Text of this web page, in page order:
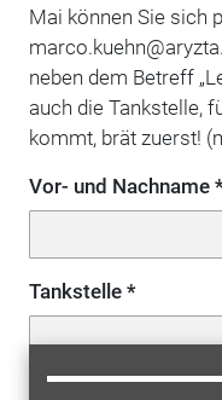
Mai können Sie sich
neben dem Betreff
auch die Tankstelle,
kommt, brät zuerst!
Vor- und Nachname
Tankstelle